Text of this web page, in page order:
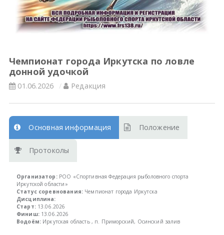
Чемпионат города Иркутска по ловле
донной удочкой
01.06.2026 Редакция
Основная информация Положение
Протоколы
Организатор:РОО «Спортивная Федерация рыболовного спорта
Иркутской области»
Статус соревнования:Чемпионат города Иркутска
Дисциплина:
Старт:13.06.2026
Финиш:13.06.2026
Водоём: Иркутская область , п. Приморский, Осинский залив
Всероссийские правила